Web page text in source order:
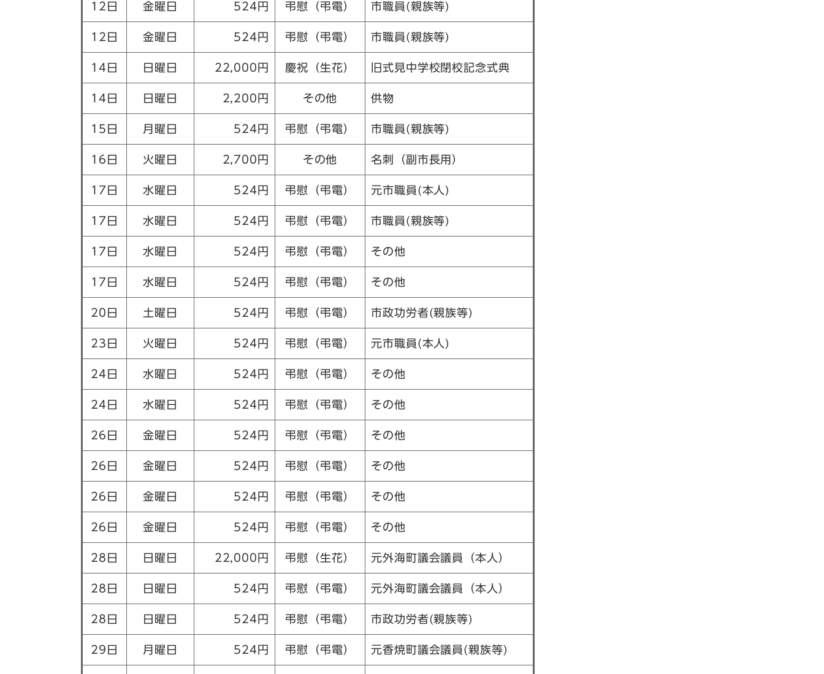
12日 金曜日 524円 弔慰（弔電） 市職員(親族等)
12日 金曜日 524円 弔慰（弔電） 市職員(親族等)
14日 日曜日 22,000円 慶祝（生花） 旧式見中学校閉校記念式典
14日 日曜日 2,200円 その他 供物
15日 月曜日 524円 弔慰（弔電） 市職員(親族等)
16日 火曜日 2,700円 その他 名刺（副市長用）
17日 水曜日 524円 弔慰（弔電） 元市職員(本人)
17日 水曜日 524円 弔慰（弔電） 市職員(親族等)
17日 水曜日 524円 弔慰（弔電） その他
17日 水曜日 524円 弔慰（弔電） その他
20日 土曜日 524円 弔慰（弔電） 市政功労者(親族等)
23日 火曜日 524円 弔慰（弔電） 元市職員(本人)
24日 水曜日 524円 弔慰（弔電） その他
24日 水曜日 524円 弔慰（弔電） その他
26日 金曜日 524円 弔慰（弔電） その他
26日 金曜日 524円 弔慰（弔電） その他
26日 金曜日 524円 弔慰（弔電） その他
26日 金曜日 524円 弔慰（弔電） その他
28日 日曜日 22,000円 弔慰（生花） 元外海町議会議員（本人）
28日 日曜日 524円 弔慰（弔電） 元外海町議会議員（本人）
28日 日曜日 524円 弔慰（弔電） 市政功労者(親族等)
29日 月曜日 524円 弔慰（弔電） 元香焼町議会議員(親族等)